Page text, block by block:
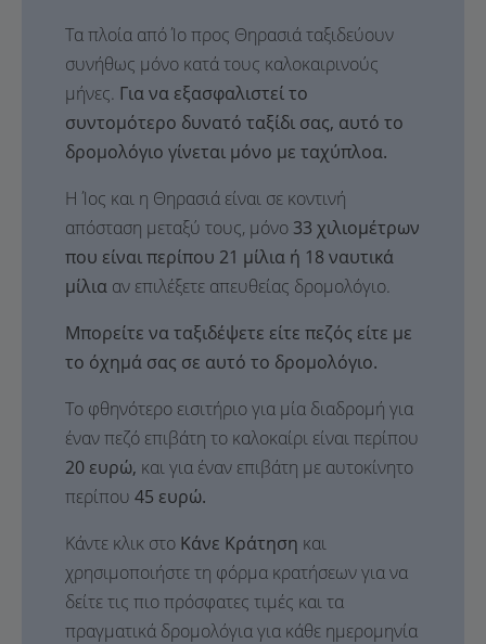
Τα πλοία από Ίο προς Θηρασιά ταξιδεύουν
συνήθως μόνο κατά τους καλοκαιρινούς
μήνες. Για να εξασφαλιστεί το
συντομότερο δυνατό ταξίδι σας, αυτό το
δρομολόγιο γίνεται μόνο με ταχύπλοα.
Η Ίος και η Θηρασιά είναι σε κοντινή
απόσταση μεταξύ τους, μόνο 33 χιλιομέτρων
που είναι περίπου 21 μίλια ή 18 ναυτικά
μίλια αν επιλέξετε απευθείας δρομολόγιο.
Μπορείτε να ταξιδέψετε είτε πεζός είτε με
το όχημά σας σε αυτό το δρομολόγιο.
Το φθηνότερο εισιτήριο για μία διαδρομή για
έναν πεζό επιβάτη το καλοκαίρι είναι περίπου
20 ευρώ, και για έναν επιβάτη με αυτοκίνητο
περίπου 45 ευρώ.
Κάντε κλικ στο Κάνε Κράτηση και
χρησιμοποιήστε τη φόρμα κρατήσεων για να
δείτε τις πιο πρόσφατες τιμές και τα
πραγματικά δρομολόγια για κάθε ημερομηνία